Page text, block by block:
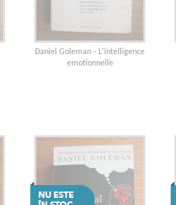
Daniel Goleman - L'intelligence
emotionnelle